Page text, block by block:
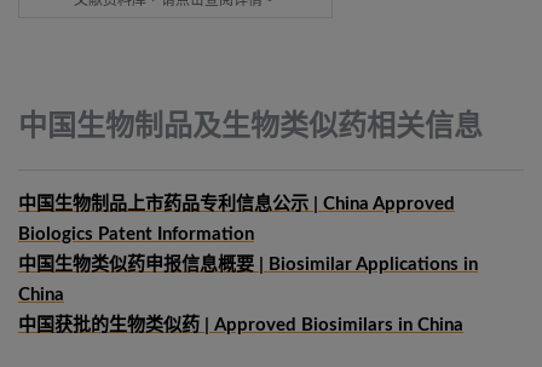
中国生物制品及生物类似药相关信息
中国生物制品上市药品专利信息公示 | China Approved
Biologics Patent Information
中国生物类似药申报信息概要 | Biosimilar Applications in
China
中国获批的生物类似药 | Approved Biosimilars in China